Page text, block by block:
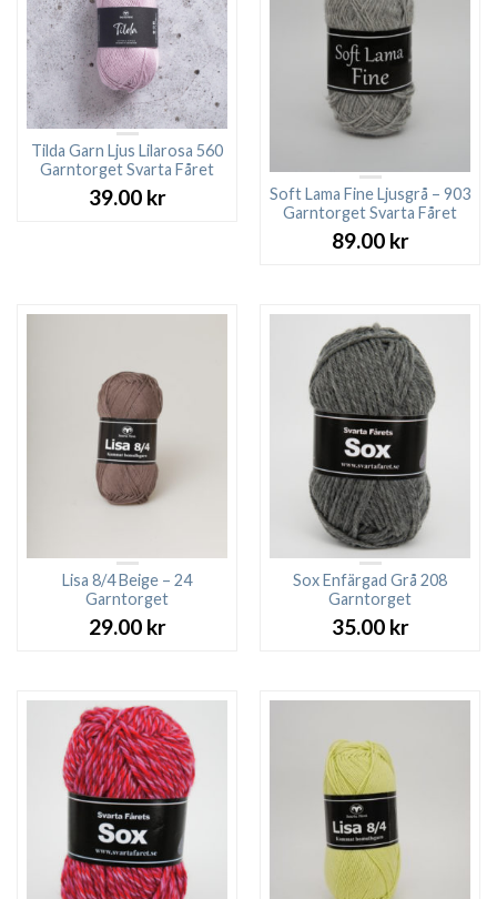
Tilda Garn Ljus Lilarosa 560
Garntorget Svarta Fåret
39.00 kr
Soft Lama Fine Ljusgrå – 903
Garntorget Svarta Fåret
89.00 kr
Lisa 8/4 Beige – 24
Garntorget
29.00 kr
Sox Enfärgad Grå 208
Garntorget
35.00 kr